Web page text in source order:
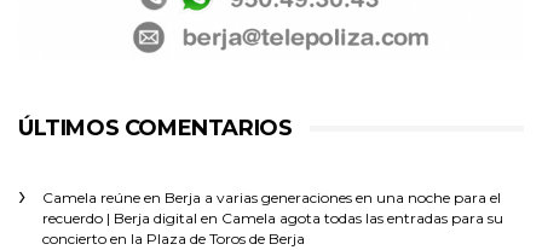
ÚLTIMOS COMENTARIOS
Camela reúne en Berja a varias generaciones en una noche para el
recuerdo | Berja digital en Camela agota todas las entradas para su
concierto en la Plaza de Toros de Berja